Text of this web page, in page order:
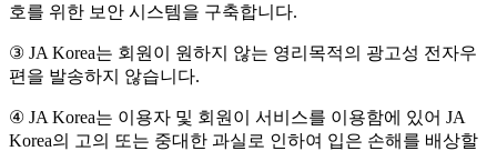
호를 위한 보안 시스템을 구축합니다.
③ JA Korea는 회원이 원하지 않는 영리목적의 광고성 전자우
편을 발송하지 않습니다.
④ JA Korea는 이용자 및 회원이 서비스를 이용함에 있어 JA
Korea의 고의 또는 중대한 과실로 인하여 입은 손해를 배상할